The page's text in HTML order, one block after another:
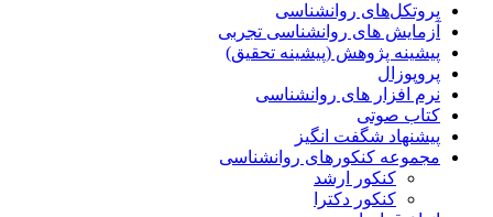
پروتکل‌های روانشناسی
آزمایش های روانشناسی تجربی
پیشینه پژوهش (پیشینه تحقیق)
پروپوزال
نرم افزار های روانشناسی
کتاب صوتی
پیشنهاد شگفت انگیز
مجموعه کنکورهای روانشناسی
کنکور ارشد
کنکور دکترا